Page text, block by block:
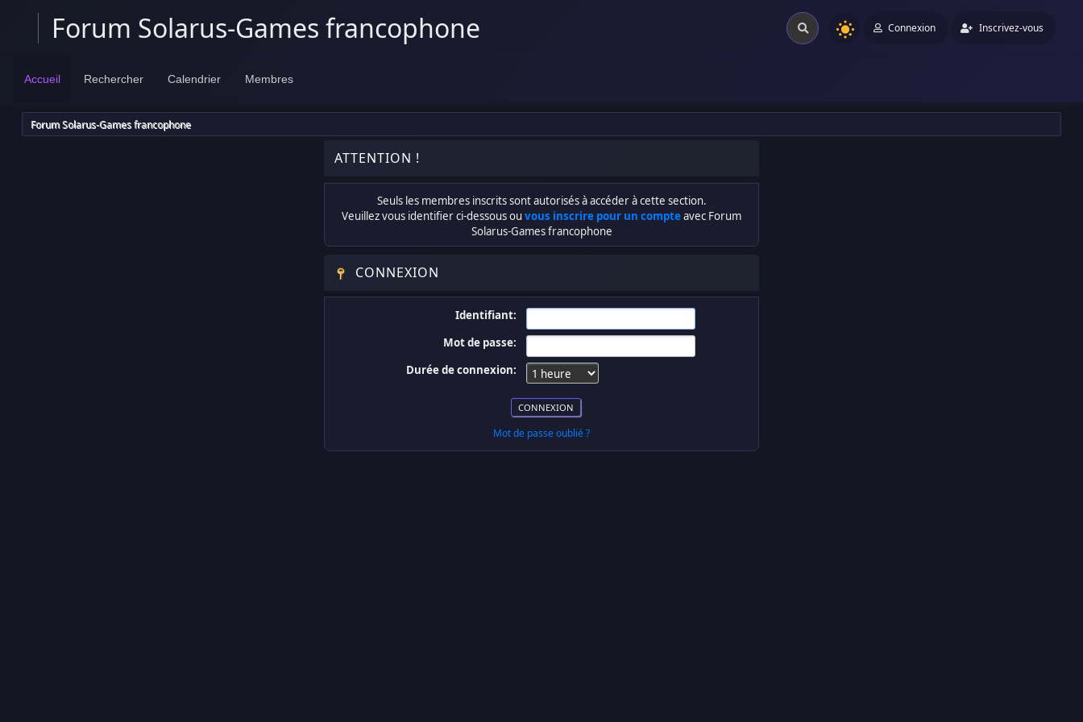
Forum Solarus-Games francophone Connexion Inscrivez-vous
Accueil Rechercher Calendrier Membres
Forum Solarus-Games francophone
ATTENTION !
Seuls les membres inscrits sont autorisés à accéder à cette section.
Veuillez vous identifier ci-dessous ou vous inscrire pour un compteavec Forum
Solarus-Games francophone
CONNEXION
Identifiant:
Mot de passe:
Durée de connexion:
Mot de passe oublié ?